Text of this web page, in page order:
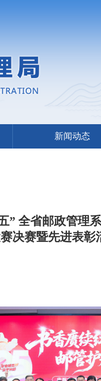
新闻动态
” 全省邮政管理
决赛暨先进表彰